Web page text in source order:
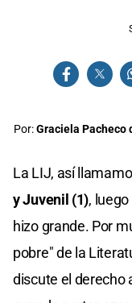
Por:Graciela Pacheco
La LIJ, así
y Juvenil (1),
hizo grande. Por
pobre" de la
discute el derecho